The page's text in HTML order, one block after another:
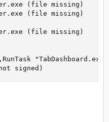
(file missing)
(file missing)
(file missing)
signed)